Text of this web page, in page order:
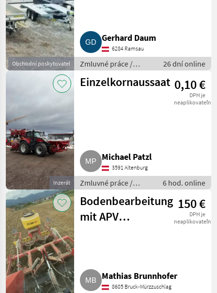
Obchodní poskytovatel
Gerhard Daum
6284 Ramsau
Zmluvné práce /
Požičovňa strojov
26 dní online
Inzerát
Einzelkornaussaat 0,10 €
DPH je
neaplikovateľné
Michael Patzl
3591 Altenburg
Zmluvné práce /
Pestovanie a výsev
6 hod. online
Bodenbearbeitung
mit APV
150 €
DPH je
neaplikovateľné
Mathias Brunnhofer
8605 Bruck-Mürzzuschlag